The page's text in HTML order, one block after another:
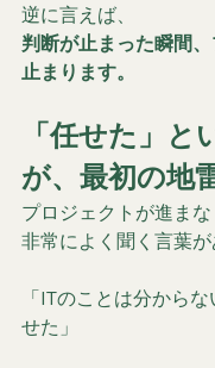
逆に言えば、
判断が止まった瞬間
止まります。
「任せた」と
が、最初の地
プロジェクトが進まな
非常によく聞く言葉が
「ITのことは分から
せた」